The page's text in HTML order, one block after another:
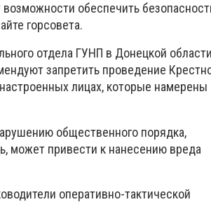
обеспечить
горсовета.
отдела ГУНП в Донецкой
запретить проведение
лицах, которые намерены
общественного порядка,
может привести к нанесению вреда
оперативно-тактической